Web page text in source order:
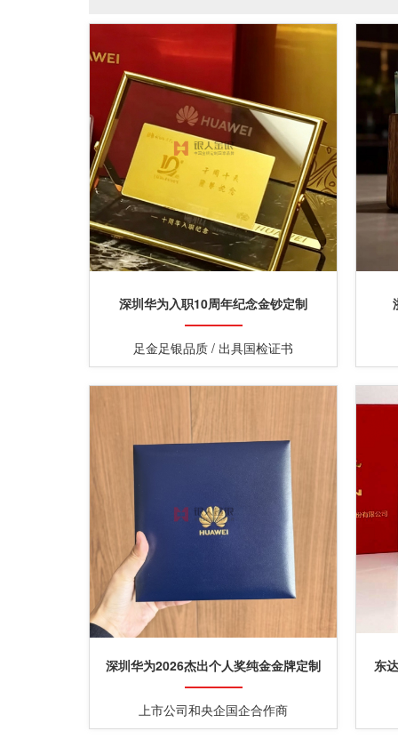
深圳华为入职10周年纪念金钞定制
足金足银品质 / 出具国检证书
深圳华为2026杰出个人奖纯金金牌定制
上市公司和央企国企合作商
东